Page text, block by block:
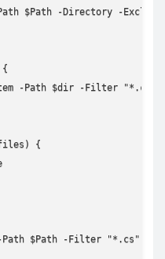
$Path -Directory -
{
-Path $dir -Filter "*.cs"
{
$Path -Filter "*.cs" -